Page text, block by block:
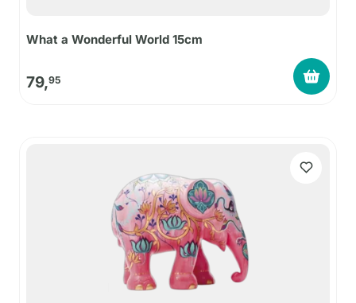
What a Wonderful World 15cm
79,95